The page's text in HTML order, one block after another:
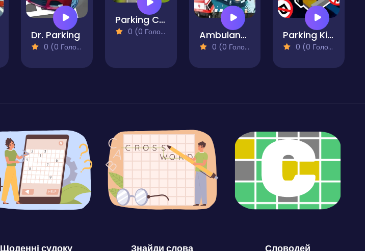
Dr. Parking
0 (0 Голосів)
Parking Challenge - Car
0 (0 Голосів) Ambulance Driver Challenge
0 (0 Голосів)
Parking King
0 (0 Голосів)
Щоденні судоку Знайди слова Словодей